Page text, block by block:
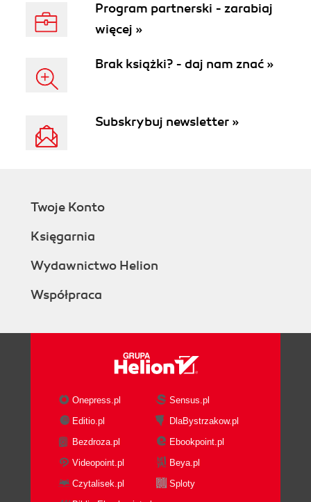
Program partnerski - zarabiaj
więcej »
Brak książki? - daj nam znać »
Subskrybuj newsletter »
Twoje Konto
Księgarnia
Wydawnictwo Helion
Współpraca
Onepress.pl
Sensus.pl
Editio.pl
DlaBystrzakow.pl
Bezdroza.pl
Ebookpoint.pl
Videopoint.pl
Beya.pl
Czytalisek.pl
Sploty